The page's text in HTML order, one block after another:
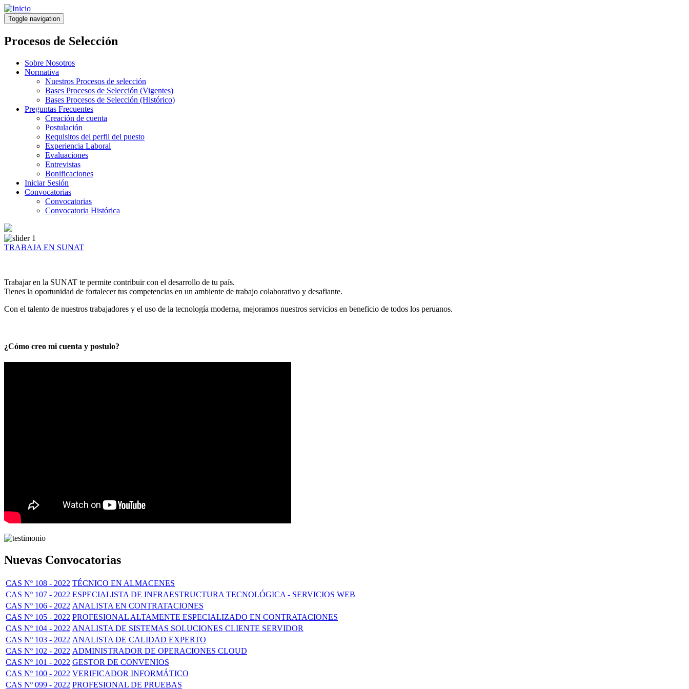
Pasar
al
contenido
principal
Toggle navigation
Procesos de Selección
Sobre Nosotros
Normativa
Nuestros Procesos de selección
Bases Procesos de Selección (Vigentes)
Bases Procesos de Selección (Histórico)
Preguntas Frecuentes
Creación de cuenta
Postulación
Requisitos del perfil del puesto
Experiencia Laboral
Evaluaciones
Entrevistas
Bonificaciones
Iniciar Sesión
Convocatorias
Convocatorias
Convocatoria Histórica
TRABAJA EN SUNAT
Trabajar en la SUNAT te permite contribuir con el desarrollo de tu país.
Tienes la oportunidad de fortalecer tus competencias en un ambiente de trabajo colaborativo y desafiante.
Con el talento de nuestros trabajadores y el uso de la tecnología moderna, mejoramos nuestros servicios en beneficio de todos los peruanos.
¿Cómo creo mi cuenta y postulo?
Nuevas Convocatorias
CAS Nº 108 - 2022 TÉCNICO EN ALMACENES
CAS Nº 107 - 2022 ESPECIALISTA DE INFRAESTRUCTURA TECNOLÓGICA - SERVICIOS WEB
CAS Nº 106 - 2022 ANALISTA EN CONTRATACIONES
CAS Nº 105 - 2022 PROFESIONAL ALTAMENTE ESPECIALIZADO EN CONTRATACIONES
CAS Nº 104 - 2022 ANALISTA DE SISTEMAS SOLUCIONES CLIENTE SERVIDOR
CAS Nº 103 - 2022 ANALISTA DE CALIDAD EXPERTO
CAS Nº 102 - 2022 ADMINISTRADOR DE OPERACIONES CLOUD
CAS Nº 101 - 2022 GESTOR DE CONVENIOS
CAS Nº 100 - 2022 VERIFICADOR INFORMÁTICO
CAS Nº 099 - 2022 PROFESIONAL DE PRUEBAS